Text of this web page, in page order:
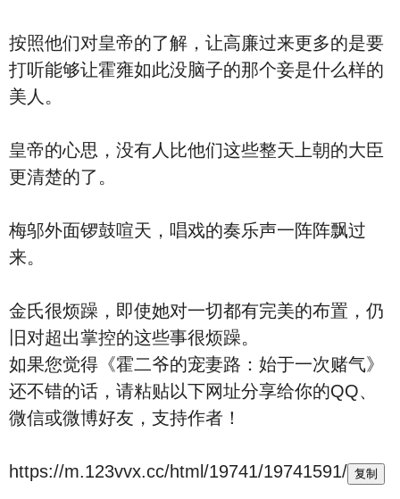
按照他们对皇帝的了解，让高廉过来更多的是要
打听能够让霍雍如此没脑子的那个妾是什么样的
美人。
皇帝的心思，没有人比他们这些整天上朝的大臣
更清楚的了。
梅邬外面锣鼓喧天，唱戏的奏乐声一阵阵飘过
来。
金氏很烦躁，即使她对一切都有完美的布置，仍
旧对超出掌控的这些事很烦躁。
如果您觉得《霍二爷的宠妻路：始于一次赌气》
还不错的话，请粘贴以下网址分享给你的QQ、
微信或微博好友，支持作者！
https://m.123vvx.cc/html/19741/19741591/ 复制